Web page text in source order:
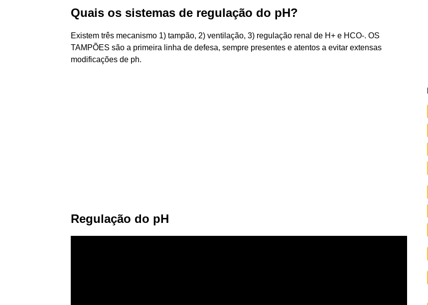
Quais os sistemas de regulação do pH?
Existem três mecanismo 1) tampão, 2) ventilação, 3) regulação renal de H+ e HCO-. OS
TAMPÕES são a primeira linha de defesa, sempre presentes e atentos a evitar extensas
modificações de ph.
Regulação do pH